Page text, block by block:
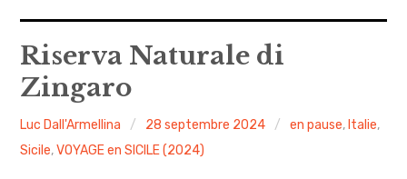
Accueil
A propos
Contact
Riserva Naturale di
Zingaro
Luc Dall'Armellina 28 septembre 2024 en pause, Italie,
Sicile,VOYAGE en SICILE (2024)